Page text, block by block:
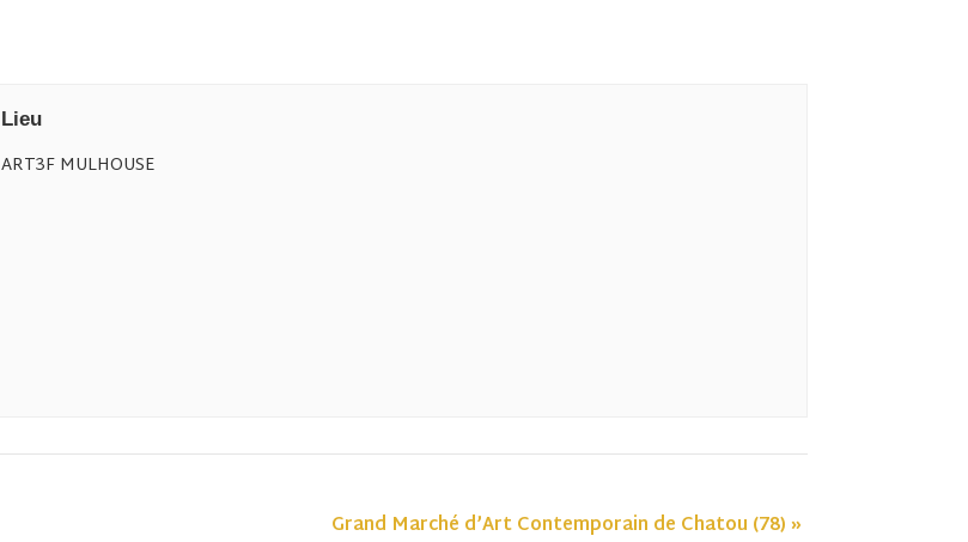
Lieu
ART3F MULHOUSE
Grand Marché d’Art Contemporain de Chatou (78)»